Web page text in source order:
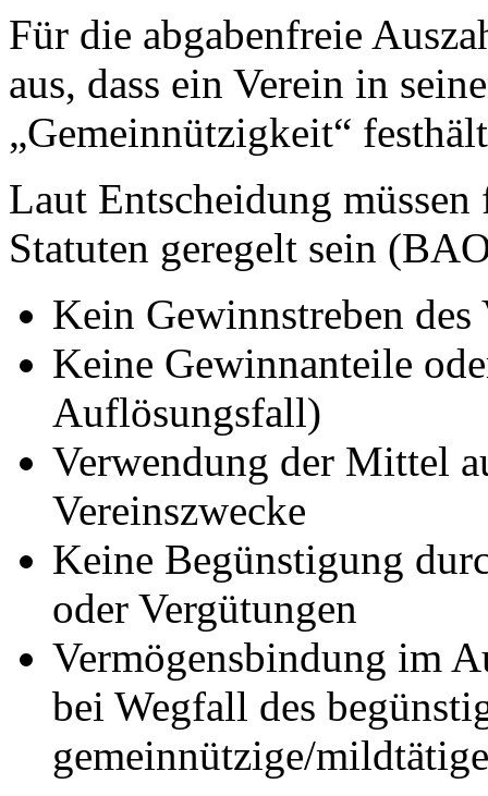
Für die abgabenfreie
aus, dass ein Verein in
„Gemeinnützigkeit“
Laut Entscheidung
Statuten geregelt sein
Kein Gewinnstreben des
Keine Gewinnanteile
Auflösungsfall)
Verwendung der Mittel
Vereinszwecke
Keine Begünstigung
oder Vergütungen
Vermögensbindung im
bei Wegfall des
gemeinnützige/